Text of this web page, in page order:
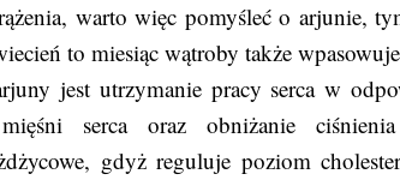
warto więc pomyśleć o arjunie,
to miesiąc wątroby także
jest utrzymanie pracy serca w
serca oraz obniżanie
gdyż reguluje poziom